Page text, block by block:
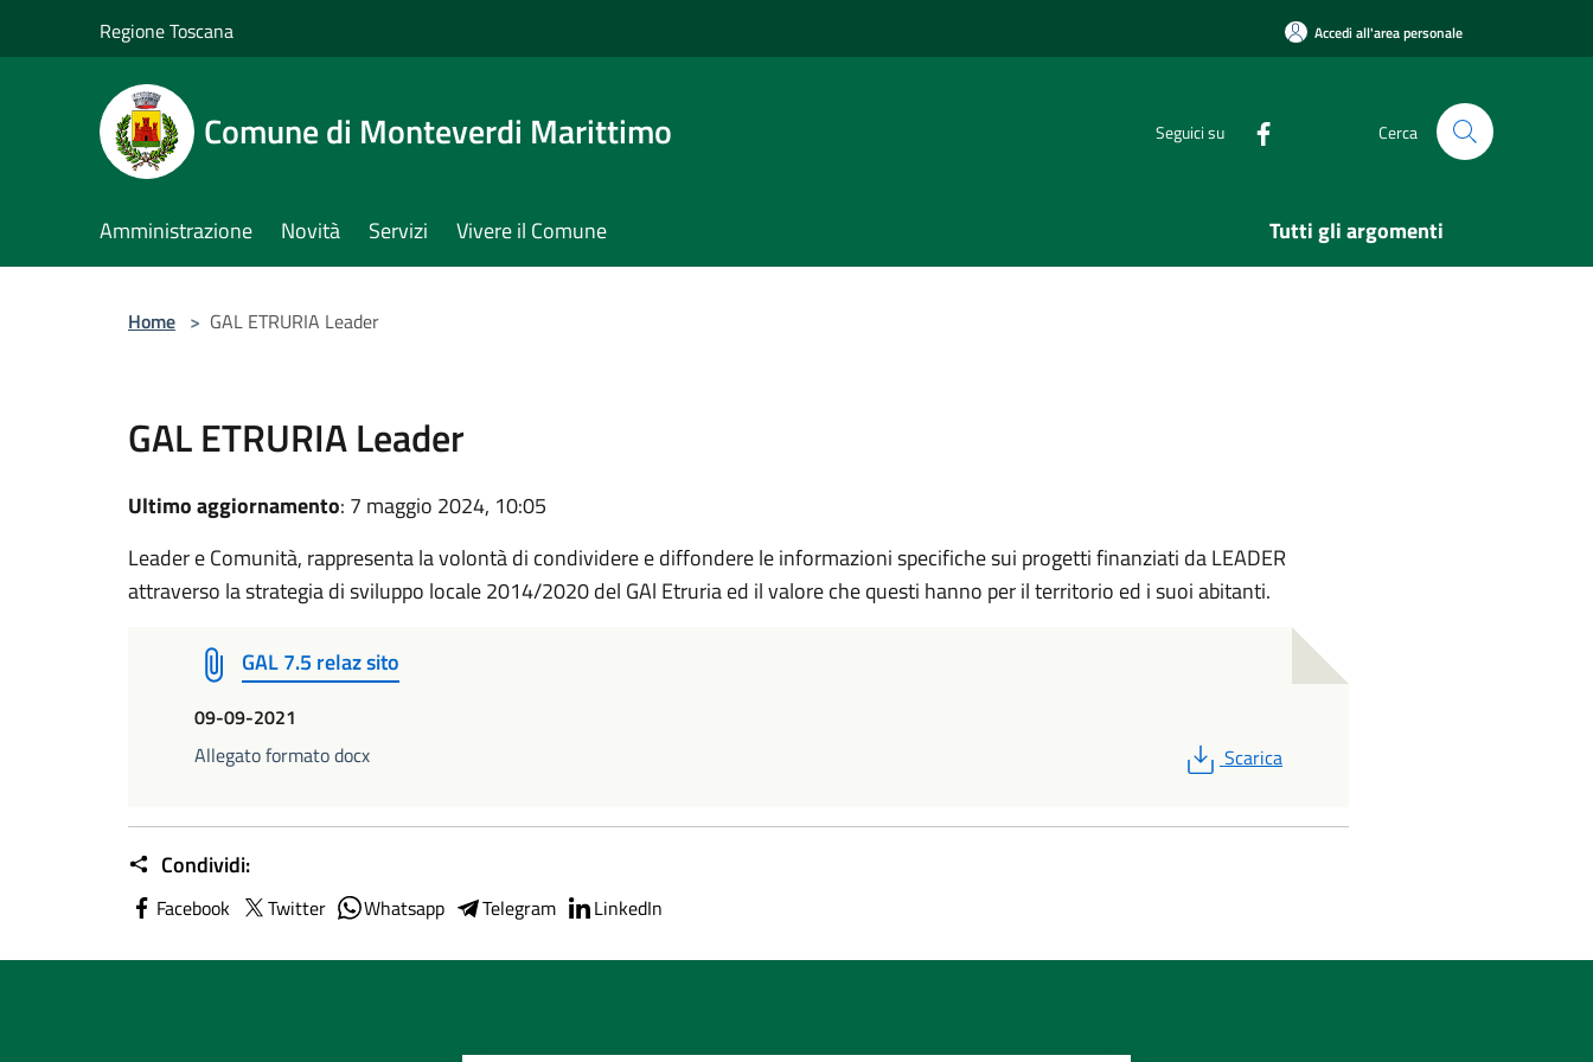
Regione Toscana Accedi all'area personale
Comune di Monteverdi Marittimo Seguici su Cerca
Amministrazione Novità Servizi Vivere il Comune Tutti gli argomenti
Home > GAL ETRURIA Leader
GAL ETRURIA Leader
Ultimo aggiornamento: 7 maggio 2024, 10:05
Leader e Comunità, rappresenta la volontà di condividere e diffondere le informazioni specifiche sui progetti finanziati da LEADER
attraverso la strategia di sviluppo locale 2014/2020 del GAl Etruria ed il valore che questi hanno per il territorio ed i suoi abitanti.
GAL 7.5 relaz sito
09-09-2021
Allegato formato docx
PDF
Scarica
Condividi:
Facebook Twitter Whatsapp Telegram LinkedIn